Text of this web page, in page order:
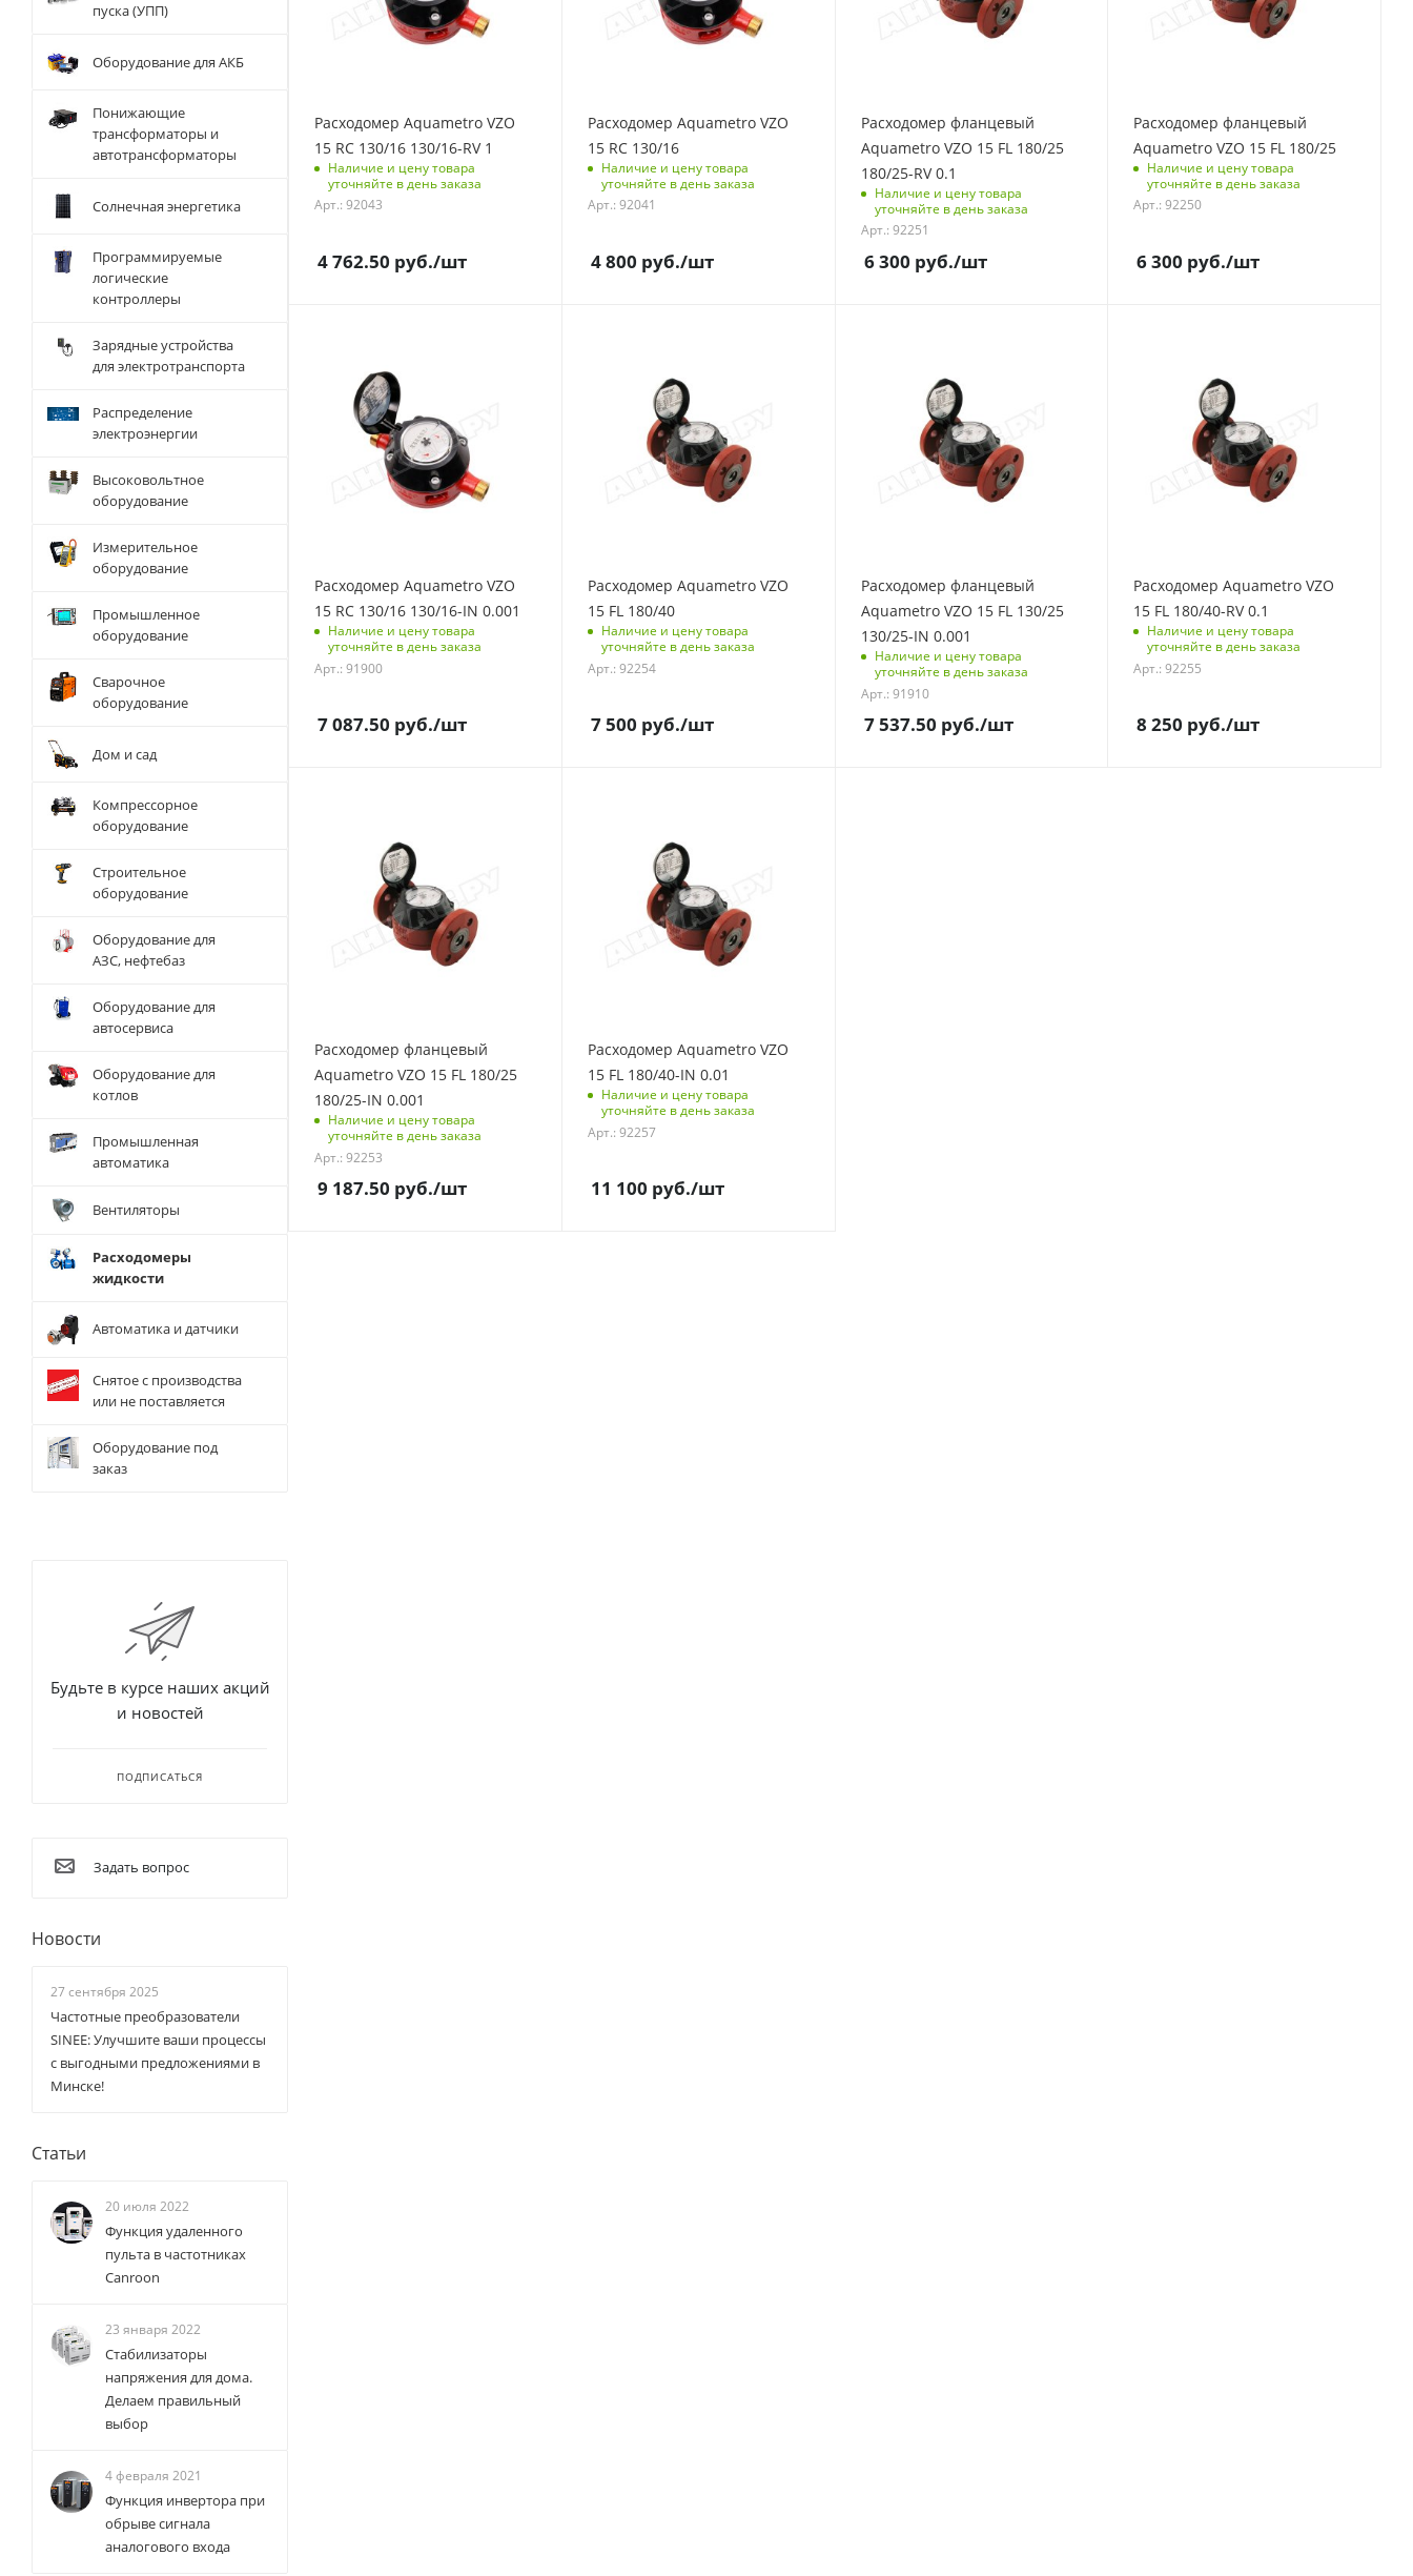
Расходомер Aquametro VZO
15 RC 130/16 130/16-RV 1
Наличие и цену товара
уточняйте в день заказа
Арт.: 92043
4 762.50 руб./шт
Расходомер Aquametro VZO
15 RC 130/16
Наличие и цену товара
уточняйте в день заказа
Арт.: 92041
4 800 руб./шт
Расходомер фланцевый
Aquametro VZO 15 FL 180/25
180/25-RV 0.1
Наличие и цену товара
уточняйте в день заказа
Арт.: 92251
6 300 руб./шт
Расходомер фланцевый
Aquametro VZO 15 FL 180/25
Наличие и цену товара
уточняйте в день заказа
Арт.: 92250
6 300 руб./шт
Расходомер Aquametro VZO
15 RC 130/16 130/16-IN 0.001
Наличие и цену товара
уточняйте в день заказа
Арт.: 91900
7 087.50 руб./шт
Расходомер Aquametro VZO
15 FL 180/40
Наличие и цену товара
уточняйте в день заказа
Арт.: 92254
7 500 руб./шт
Расходомер фланцевый
Aquametro VZO 15 FL 130/25
130/25-IN 0.001
Наличие и цену товара
уточняйте в день заказа
Арт.: 91910
7 537.50 руб./шт
Расходомер Aquametro VZO
15 FL 180/40-RV 0.1
Наличие и цену товара
уточняйте в день заказа
Арт.: 92255
8 250 руб./шт
Расходомер фланцевый
Aquametro VZO 15 FL 180/25
180/25-IN 0.001
Наличие и цену товара
уточняйте в день заказа
Арт.: 92253
9 187.50 руб./шт
Расходомер Aquametro VZO
15 FL 180/40-IN 0.01
Наличие и цену товара
уточняйте в день заказа
Арт.: 92257
11 100 руб./шт
пуска (УПП)
Оборудование для АКБ
Понижающие
трансформаторы и
автотрансформаторы
Солнечная энергетика
Программируемые
логические
контроллеры
Зарядные устройства
для электротранспорта
Распределение
электроэнергии
Высоковольтное
оборудование
Измерительное
оборудование
Промышленное
оборудование
Сварочное
оборудование
Дом и сад
Компрессорное
оборудование
Строительное
оборудование
Оборудование для
АЗС, нефтебаз
Оборудование для
автосервиса
Оборудование для
котлов
Промышленная
автоматика
Вентиляторы
Расходомеры
жидкости
Автоматика и датчики
Снятое с производства
или не поставляется
Оборудование под
заказ
Будьте в курсе наших акций
и новостей
ПОДПИСАТЬСЯ
Задать вопрос
Новости
27 сентября 2025
Частотные преобразователи
SINEE: Улучшите ваши процессы
с выгодными предложениями в
Минске!
Статьи
20 июля 2022
Функция удаленного
пульта в частотниках
Canroon
23 января 2022
Стабилизаторы
напряжения для дома.
Делаем правильный
выбор
4 февраля 2021
Функция инвертора при
обрыве сигнала
аналогового входа